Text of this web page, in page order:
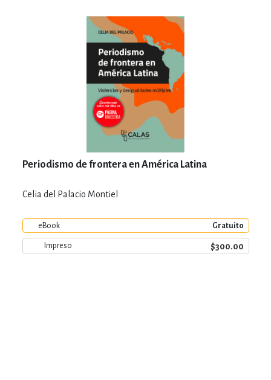
Periodismo de frontera en América Latina
Celia del Palacio Montiel
eBook Gratuito
Impreso $300.00